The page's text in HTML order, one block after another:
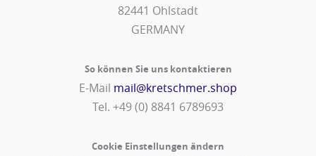
82441 Ohlstadt
GERMANY
So können Sie uns kontaktieren
E-Mail mail@kretschmer.shop
Tel. +49 (0) 8841 6789693‬
Cookie Einstellungen ändern